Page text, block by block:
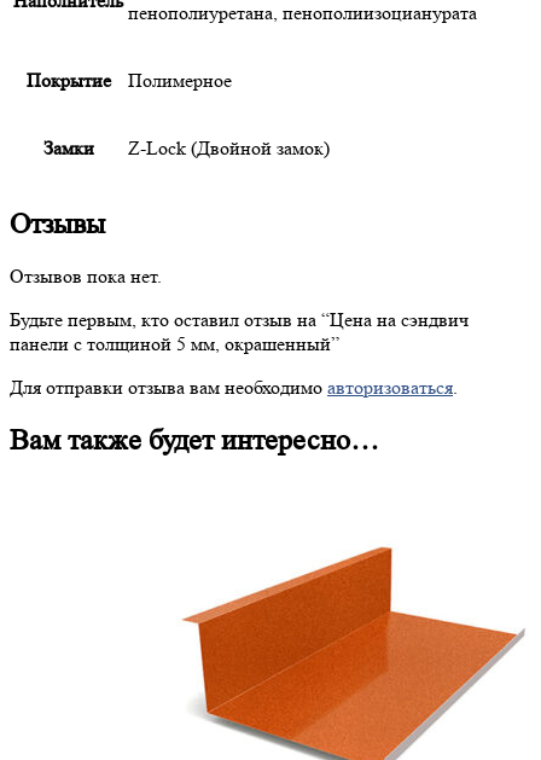
пенополиуретана, пенополиизоцианурата
Покрытие Полимерное
Замки Z-Lock (Двойной замок)
Отзывы
Отзывов пока нет.
Будьте первым, кто оставил отзыв на “Цена на сэндвич
панели с толщиной 5 мм, окрашенный”
Для отправки отзыва вам необходимо авторизоваться.
Вам также будет интересно…